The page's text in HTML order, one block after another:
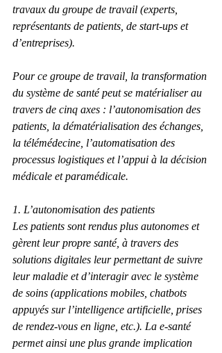
travaux du groupe de travail (experts,
représentants de patients, de start-ups et
d’entreprises).
Pour ce groupe de travail, la transformation
du système de santé peut se matérialiser au
travers de cinq axes : l’autonomisation des
patients, la dématérialisation des échanges,
la télémédecine, l’automatisation des
processus logistiques et l’appui à la décision
médicale et paramédicale.
1. L’autonomisation des patients
Les patients sont rendus plus autonomes et
gèrent leur propre santé, à travers des
solutions digitales leur permettant de suivre
leur maladie et d’interagir avec le système
de soins (applications mobiles, chatbots
appuyés sur l’intelligence artificielle, prises
de rendez-vous en ligne, etc.). La e-santé
permet ainsi une plus grande implication